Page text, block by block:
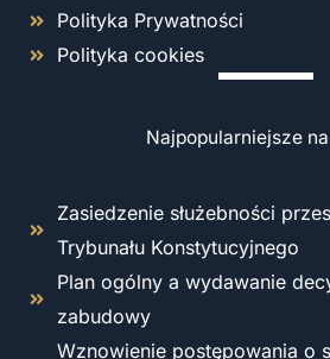
Polityka Prywatności
Polityka cookies
Najpopularniejsze
Zasiedzenie służebności
Trybunału Konstytucyjnego
Plan ogólny a wydawanie
zabudowy
Wznowienie postępowania o